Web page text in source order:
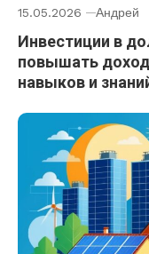
15.05.2026 Андрей
Инвестиции в
повышать
навыков и